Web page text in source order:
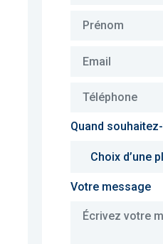
Quand
Votre message